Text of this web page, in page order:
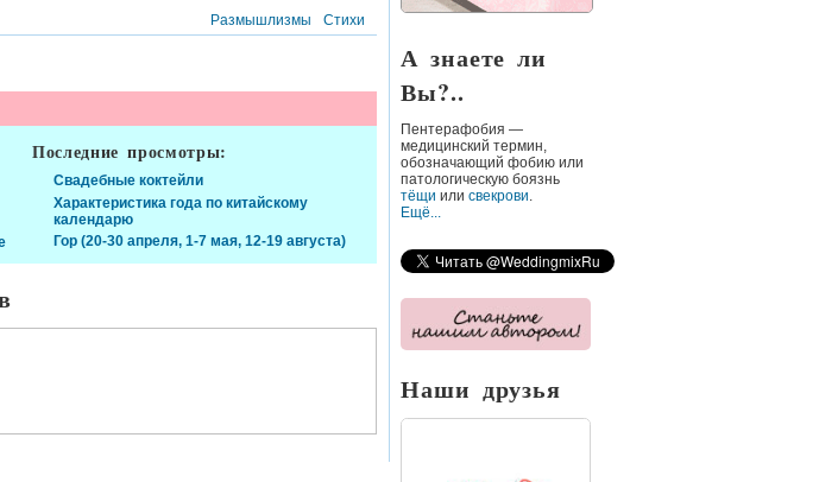
Размышлизмы Стихи
Последние просмотры:
Свадебные коктейли
Характеристика года по китайскому
календарю
Гор (20-30 апреля, 1-7 мая, 12-19 августа)
А знаете ли
Вы?..
Пентерафобия —
медицинский термин,
обозначающий фобию или
патологическую боязнь
тёщи или свекрови
Ещё...
Наши друзья